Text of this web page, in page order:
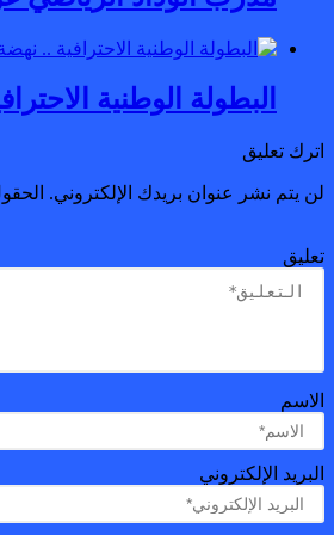
البطولة الوطنية
اترك تعليق
لن يتم نشر عنوان بريدك الإلكتروني.
تعليق
الاسم
البريد الإلكتروني